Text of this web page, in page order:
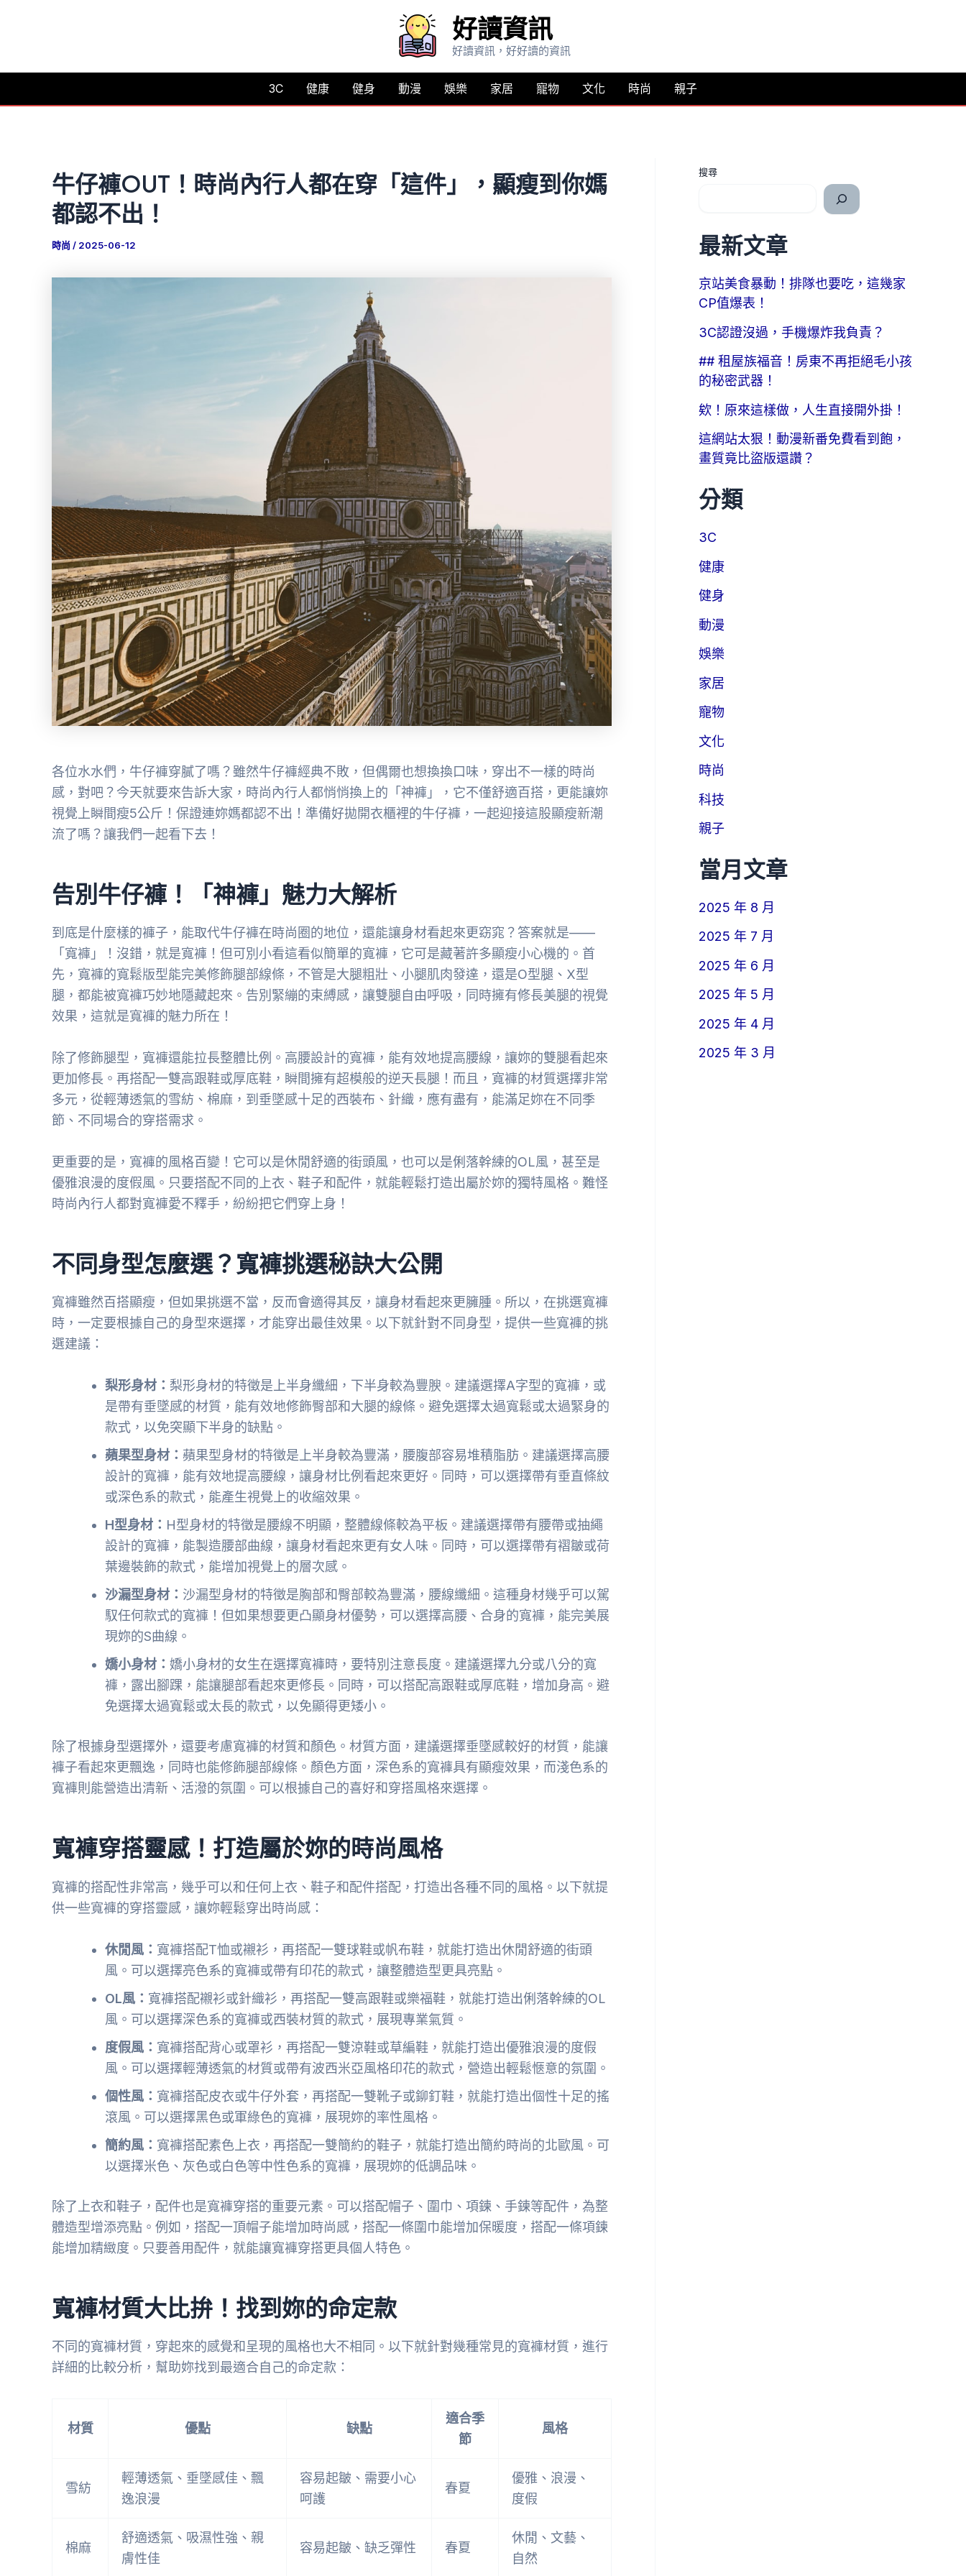
要
好讀資訊
好讀資訊，好好讀的資訊
3C 健康 健身 動漫 娛樂 家居 寵物 文化 時尚 親子
牛仔褲OUT！時尚內行人都在穿「這件」，顯瘦到你媽
都認不出！
時尚 / 2025-06-12
各位水水們，牛仔褲穿膩了嗎？雖然牛仔褲經典不敗，但偶爾也想換換口味，穿出不一樣的時尚
感，對吧？今天就要來告訴大家，時尚內行人都悄悄換上的「神褲」，它不僅舒適百搭，更能讓妳
視覺上瞬間瘦5公斤！保證連妳媽都認不出！準備好拋開衣櫃裡的牛仔褲，一起迎接這股顯瘦新潮
流了嗎？讓我們一起看下去！
告別牛仔褲！「神褲」魅力大解析
到底是什麼樣的褲子，能取代牛仔褲在時尚圈的地位，還能讓身材看起來更窈窕？答案就是——
「寬褲」！沒錯，就是寬褲！但可別小看這看似簡單的寬褲，它可是藏著許多顯瘦小心機的。首
先，寬褲的寬鬆版型能完美修飾腿部線條，不管是大腿粗壯、小腿肌肉發達，還是O型腿、X型
腿，都能被寬褲巧妙地隱藏起來。告別緊繃的束縛感，讓雙腿自由呼吸，同時擁有修長美腿的視覺
效果，這就是寬褲的魅力所在！
除了修飾腿型，寬褲還能拉長整體比例。高腰設計的寬褲，能有效地提高腰線，讓妳的雙腿看起來
更加修長。再搭配一雙高跟鞋或厚底鞋，瞬間擁有超模般的逆天長腿！而且，寬褲的材質選擇非常
多元，從輕薄透氣的雪紡、棉麻，到垂墜感十足的西裝布、針織，應有盡有，能滿足妳在不同季
節、不同場合的穿搭需求。
更重要的是，寬褲的風格百變！它可以是休閒舒適的街頭風，也可以是俐落幹練的OL風，甚至是
優雅浪漫的度假風。只要搭配不同的上衣、鞋子和配件，就能輕鬆打造出屬於妳的獨特風格。難怪
時尚內行人都對寬褲愛不釋手，紛紛把它們穿上身！
不同身型怎麼選？寬褲挑選秘訣大公開
寬褲雖然百搭顯瘦，但如果挑選不當，反而會適得其反，讓身材看起來更臃腫。所以，在挑選寬褲
時，一定要根據自己的身型來選擇，才能穿出最佳效果。以下就針對不同身型，提供一些寬褲的挑
選建議：
梨形身材： 梨形身材的特徵是上半身纖細，下半身較為豐腴。建議選擇A字型的寬褲，或
是帶有垂墜感的材質，能有效地修飾臀部和大腿的線條。避免選擇太過寬鬆或太過緊身的
款式，以免突顯下半身的缺點。
蘋果型身材： 蘋果型身材的特徵是上半身較為豐滿，腰腹部容易堆積脂肪。建議選擇高腰
設計的寬褲，能有效地提高腰線，讓身材比例看起來更好。同時，可以選擇帶有垂直條紋
或深色系的款式，能產生視覺上的收縮效果。
H型身材： H型身材的特徵是腰線不明顯，整體線條較為平板。建議選擇帶有腰帶或抽繩
設計的寬褲，能製造腰部曲線，讓身材看起來更有女人味。同時，可以選擇帶有褶皺或荷
葉邊裝飾的款式，能增加視覺上的層次感。
沙漏型身材： 沙漏型身材的特徵是胸部和臀部較為豐滿，腰線纖細。這種身材幾乎可以駕
馭任何款式的寬褲！但如果想要更凸顯身材優勢，可以選擇高腰、合身的寬褲，能完美展
現妳的S曲線。
嬌小身材： 嬌小身材的女生在選擇寬褲時，要特別注意長度。建議選擇九分或八分的寬
褲，露出腳踝，能讓腿部看起來更修長。同時，可以搭配高跟鞋或厚底鞋，增加身高。避
免選擇太過寬鬆或太長的款式，以免顯得更矮小。
除了根據身型選擇外，還要考慮寬褲的材質和顏色。材質方面，建議選擇垂墜感較好的材質，能讓
褲子看起來更飄逸，同時也能修飾腿部線條。顏色方面，深色系的寬褲具有顯瘦效果，而淺色系的
寬褲則能營造出清新、活潑的氛圍。可以根據自己的喜好和穿搭風格來選擇。
寬褲穿搭靈感！打造屬於妳的時尚風格
寬褲的搭配性非常高，幾乎可以和任何上衣、鞋子和配件搭配，打造出各種不同的風格。以下就提
供一些寬褲的穿搭靈感，讓妳輕鬆穿出時尚感：
休閒風： 寬褲搭配T恤或襯衫，再搭配一雙球鞋或帆布鞋，就能打造出休閒舒適的街頭
風。可以選擇亮色系的寬褲或帶有印花的款式，讓整體造型更具亮點。
OL風： 寬褲搭配襯衫或針織衫，再搭配一雙高跟鞋或樂福鞋，就能打造出俐落幹練的OL
風。可以選擇深色系的寬褲或西裝材質的款式，展現專業氣質。
度假風： 寬褲搭配背心或罩衫，再搭配一雙涼鞋或草編鞋，就能打造出優雅浪漫的度假
風。可以選擇輕薄透氣的材質或帶有波西米亞風格印花的款式，營造出輕鬆愜意的氛圍。
個性風： 寬褲搭配皮衣或牛仔外套，再搭配一雙靴子或鉚釘鞋，就能打造出個性十足的搖
滾風。可以選擇黑色或軍綠色的寬褲，展現妳的率性風格。
簡約風： 寬褲搭配素色上衣，再搭配一雙簡約的鞋子，就能打造出簡約時尚的北歐風。可
以選擇米色、灰色或白色等中性色系的寬褲，展現妳的低調品味。
除了上衣和鞋子，配件也是寬褲穿搭的重要元素。可以搭配帽子、圍巾、項鍊、手鍊等配件，為整
體造型增添亮點。例如，搭配一頂帽子能增加時尚感，搭配一條圍巾能增加保暖度，搭配一條項鍊
能增加精緻度。只要善用配件，就能讓寬褲穿搭更具個人特色。
寬褲材質大比拚！找到妳的命定款
不同的寬褲材質，穿起來的感覺和呈現的風格也大不相同。以下就針對幾種常見的寬褲材質，進行
詳細的比較分析，幫助妳找到最適合自己的命定款：
材質 優點 缺點
適合季
節
風格
雪紡
輕薄透氣、垂墜感佳、飄
逸浪漫
容易起皺、需要小心
呵護
春夏
優雅、浪漫、
度假
棉麻
舒適透氣、吸濕性強、親
膚性佳
容易起皺、缺乏彈性 春夏
休閒、文藝、
自然
搜尋
最新文章
京站美食暴動！排隊也要吃，這幾家
CP值爆表！
3C認證沒過，手機爆炸我負責？
## 租屋族福音！房東不再拒絕毛小孩
的秘密武器！
欸！原來這樣做，人生直接開外掛！
這網站太狠！動漫新番免費看到飽，
畫質竟比盜版還讚？
分類
3C
健康
健身
動漫
娛樂
家居
寵物
文化
時尚
科技
親子
當月文章
2025 年 8 月
2025 年 7 月
2025 年 6 月
2025 年 5 月
2025 年 4 月
2025 年 3 月